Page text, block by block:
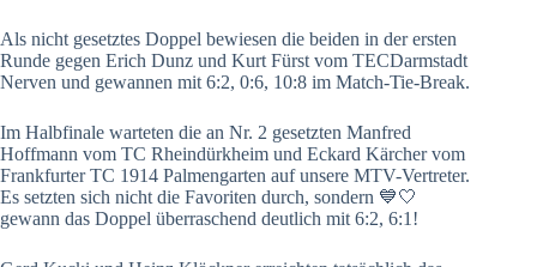
Als nicht gesetztes Doppel bewiesen die beiden in der ersten
Runde gegen Erich Dunz und Kurt Fürst vom TECDarmstadt
Nerven und gewannen mit 6:2, 0:6, 10:8 im Match-Tie-Break.
Im Halbfinale warteten die an Nr. 2 gesetzten Manfred
Hoffmann vom TC Rheindürkheim und Eckard Kärcher vom
Frankfurter TC 1914 Palmengarten auf unsere MTV-Vertreter.
Es setzten sich nicht die Favoriten durch, sondern 💙🤍
gewann das Doppel überraschend deutlich mit 6:2, 6:1!